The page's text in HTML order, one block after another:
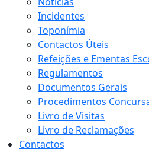
Incidentes
Toponímia
Contactos Úteis
Refeições e Ementas
Regulamentos
Documentos Gerais
Procedimentos
Livro de Visitas
Livro de Reclamações
Contactos